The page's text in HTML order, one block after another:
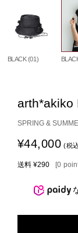
BLACK (01)
arth*akiko
SPRING &
¥44,000 (税
送料 ¥290 [0